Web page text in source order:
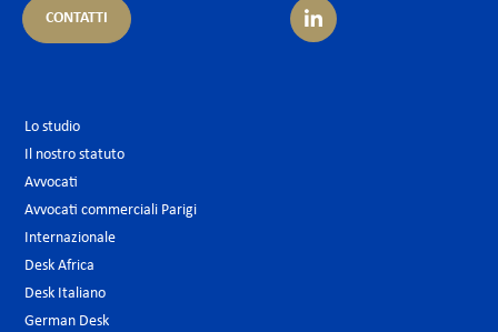
CONTATTI
Lo studio
Il nostro statuto
Avvocati
Avvocati commerciali Parigi
Internazionale
Desk Africa
Desk Italiano
German Desk